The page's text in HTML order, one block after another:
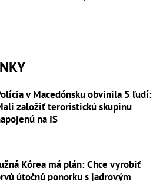
v Macedónsku obvinila 5 ľudí:
založiť teroristickú skupinu
na IS
Kórea má plán: Chce vyrobiť
útočnú ponorku s jadrovým